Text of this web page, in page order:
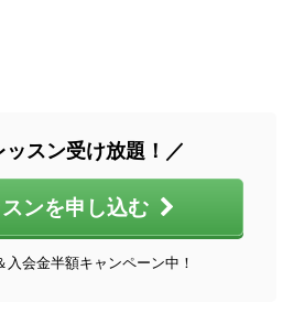
ッスン受け放題！／
ンを申し込む
入会金半額キャンペーン中！